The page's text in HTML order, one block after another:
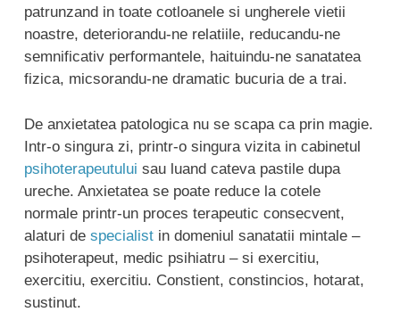
patrunzand in toate cotloanele si ungherele vietii
noastre, deteriorandu-ne relatiile, reducandu-ne
semnificativ performantele, haituindu-ne sanatatea
fizica, micsorandu-ne dramatic bucuria de a trai.
De anxietatea patologica nu se scapa ca prin magie.
Intr-o singura zi, printr-o singura vizita in cabinetul
psihoterapeutului sau luand cateva pastile dupa
ureche. Anxietatea se poate reduce la cotele
normale printr-un proces terapeutic consecvent,
alaturi de specialistin domeniul sanatatii mintale –
psihoterapeut, medic psihiatru – si exercitiu,
exercitiu, exercitiu. Constient, constincios, hotarat,
sustinut.